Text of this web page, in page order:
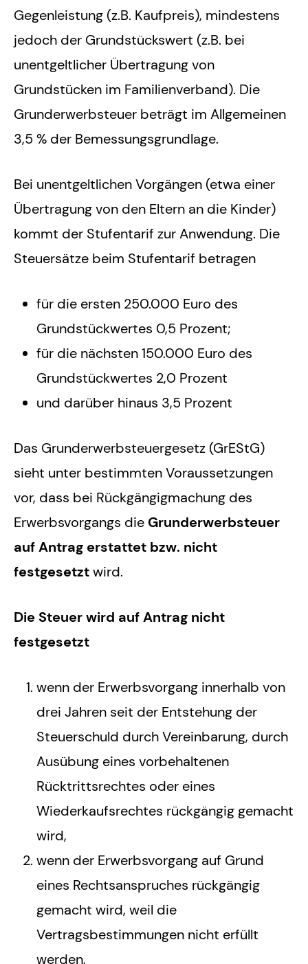
Gegenleistung (z.B. Kaufpreis), mindestens
jedoch der Grundstückswert (z.B. bei
unentgeltlicher Übertragung von
Grundstücken im Familienverband). Die
Grunderwerbsteuer beträgt im Allgemeinen
3,5 % der Bemessungsgrundlage.
Bei unentgeltlichen Vorgängen (etwa einer
Übertragung von den Eltern an die Kinder)
kommt der Stufentarif zur Anwendung. Die
Steuersätze beim Stufentarif betragen
für die ersten 250.000 Euro des
Grundstückwertes 0,5 Prozent;
für die nächsten 150.000 Euro des
Grundstückwertes 2,0 Prozent
und darüber hinaus 3,5 Prozent
Das Grunderwerbsteuergesetz (GrEStG)
sieht unter bestimmten Voraussetzungen
vor, dass bei Rückgängigmachung des
Erwerbsvorgangs die Grunderwerbsteuer
auf Antrag erstattet bzw. nicht
festgesetztwird.
Die Steuer wird auf Antrag nicht
festgesetzt
wenn der Erwerbsvorgang innerhalb von
drei Jahren seit der Entstehung der
Steuerschuld durch Vereinbarung, durch
Ausübung eines vorbehaltenen
Rücktrittsrechtes oder eines
Wiederkaufsrechtes rückgängig gemacht
wird,
wenn der Erwerbsvorgang auf Grund
eines Rechtsanspruches rückgängig
gemacht wird, weil die
Vertragsbestimmungen nicht erfüllt
werden,